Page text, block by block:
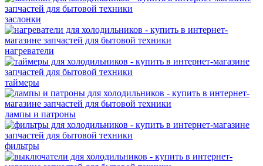
заслонки
нагреватели
таймеры
лампы и патроны
фильтры